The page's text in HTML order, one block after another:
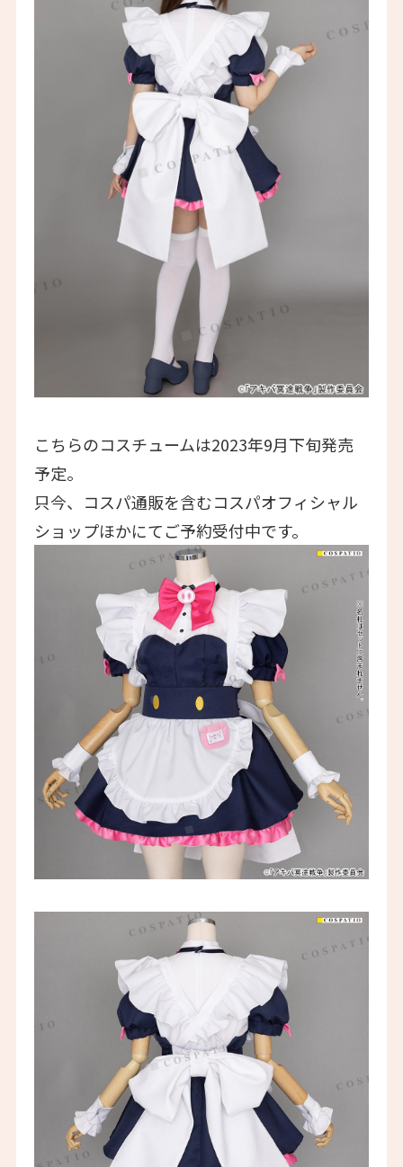
こちらのコスチュームは2023年9月下旬発売
予定。
只今、コスパ通販を含むコスパオフィシャル
ショップほかにてご予約受付中です。